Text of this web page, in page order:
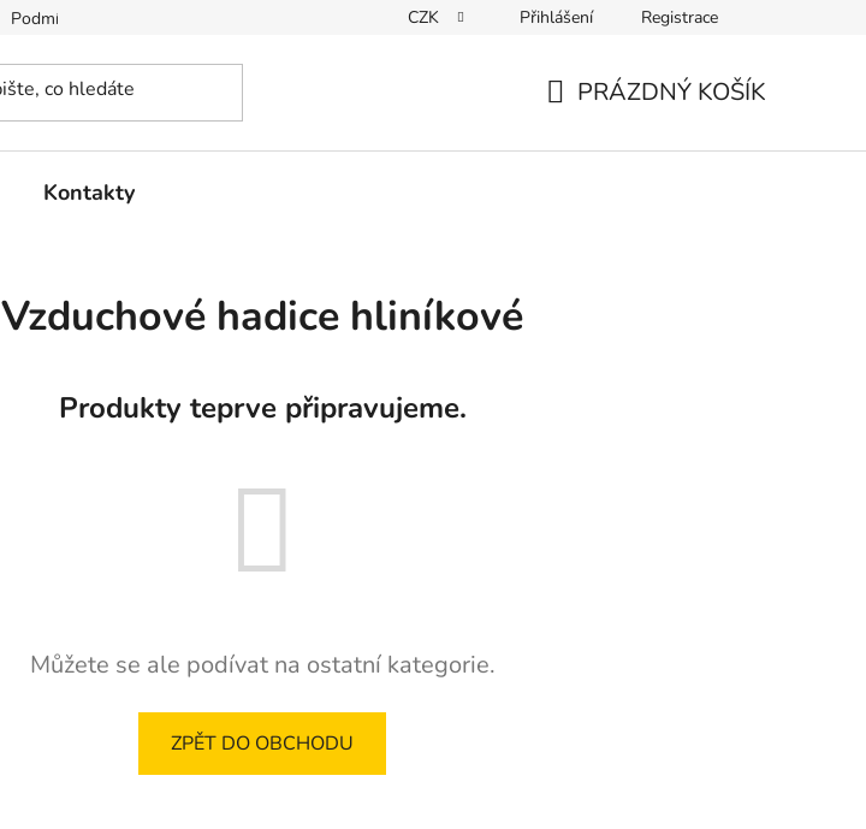
Podmínky ochrany osobních údajů CZK Přihlášení Registrace
PRÁZDNÝ KOŠÍK
Kontakty
Vzduchové hadice hliníkové
Produkty teprve připravujeme.
Můžete se ale podívat na ostatní kategorie.
ZPĚT DO OBCHODU